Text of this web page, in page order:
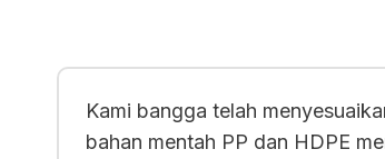
Kami bangga telah
bahan mentah PP dan HDPE